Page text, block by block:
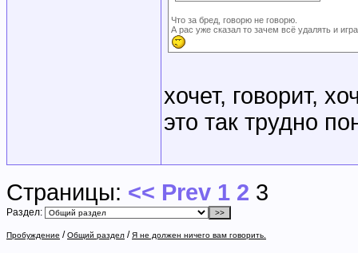
Что за бред, говорю не говорю.
А рас уже сказал то зачем всё удалять и
хочет, говорит,
это так трудно
Страницы: << Prev 1 2 3
Раздел:
Пробуждение /Общий раздел /Я не должен ничего вам говорить.